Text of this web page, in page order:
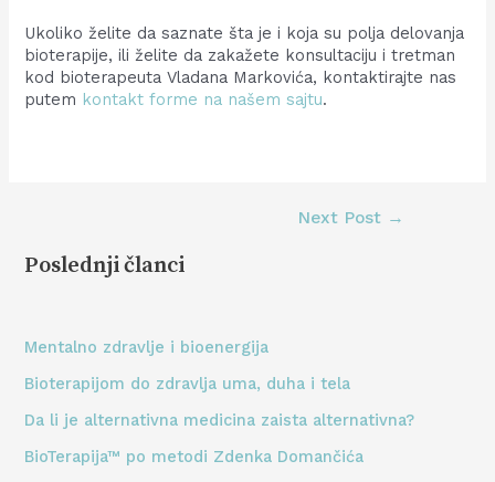
Ukoliko želite da saznate šta je i koja su polja delovanja
bioterapije, ili želite da zakažete konsultaciju i tretman
kod bioterapeuta Vladana Markovića, kontaktirajte nas
putem kontakt forme na našem sajtu.
Next Post →
Poslednji članci
Mentalno zdravlje i bioenergija
Bioterapijom do zdravlja uma, duha i tela
Da li je alternativna medicina zaista alternativna?
BioTerapija™ po metodi Zdenka Domančića